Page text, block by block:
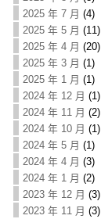
2025 年 7 月 (4)
2025 年 5 月 (11)
2025 年 4 月 (20)
2025 年 3 月 (1)
2025 年 1 月 (1)
2024 年 12 月 (1)
2024 年 11 月 (2)
2024 年 10 月 (1)
2024 年 5 月 (1)
2024 年 4 月 (3)
2024 年 1 月 (2)
2023 年 12 月 (3)
2023 年 11 月 (3)